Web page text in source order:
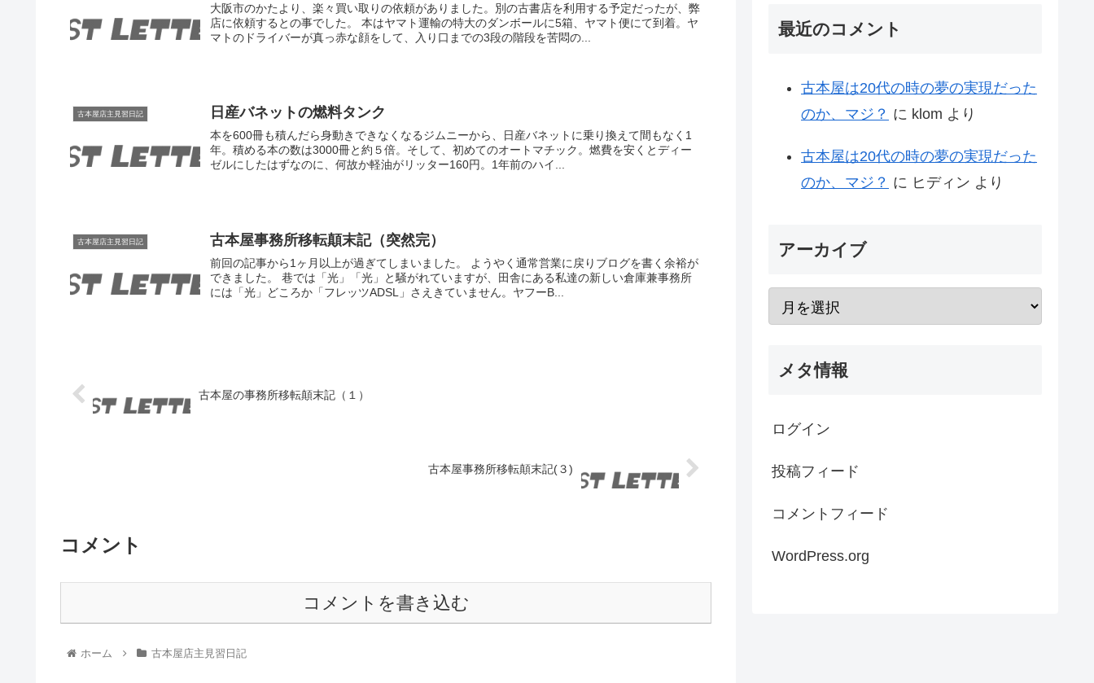
大阪市のかたより、楽々買い取りの依頼がありました。別の古書店を利用する予定だったが、弊
店に依頼するとの事でした。 本はヤマト運輸の特大のダンボールに5箱、ヤマト便にて到着。ヤ
マトのドライバーが真っ赤な顔をして、入り口までの3段の階段を苦悶の...
古本屋店主見習日記 日産バネットの燃料タンク
本を600冊も積んだら身動きできなくなるジムニーから、日産バネットに乗り換えて間もなく1
年。積める本の数は3000冊と約５倍。そして、初めてのオートマチック。燃費を安くとディー
ゼルにしたはずなのに、何故か軽油がリッター160円。1年前のハイ...
古本屋店主見習日記 古本屋事務所移転顛末記（突然完）
前回の記事から1ヶ月以上が過ぎてしまいました。 ようやく通常営業に戻りブログを書く余裕が
できました。 巷では「光」「光」と騒がれていますが、田舎にある私達の新しい倉庫兼事務所
には「光」どころか「フレッツADSL」さえきていません。ヤフーB...
古本屋の事務所移転顛末記（１）
古本屋事務所移転顛末記(３)
コメント
コメントを書き込む
ホーム 古本屋店主見習日記
最近のコメント
古本屋は20代の時の夢の実現だった
のか、マジ？ に klom より
古本屋は20代の時の夢の実現だった
のか、マジ？ に ヒディン より
アーカイブ
メタ情報
ログイン
投稿フィード
コメントフィード
WordPress.org